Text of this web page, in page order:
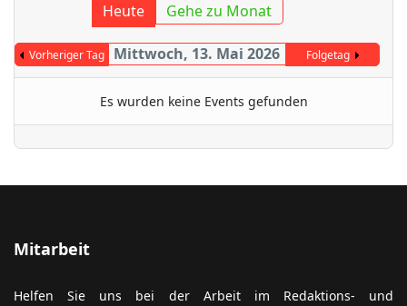
Heute
Gehe zu Monat
Vorheriger Tag Mittwoch, 13. Mai 2026 Folgetag
Es wurden keine Events gefunden
Mitarbeit
Helfen Sie uns bei der Arbeit im Redaktions- und
anzeigen